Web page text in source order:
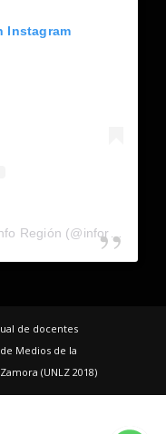
Instagram
de docentes
Medios de la
(UNLZ 2018)